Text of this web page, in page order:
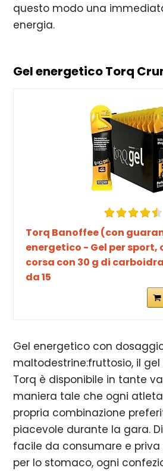
questo modo una
energia.
Gel energetico Torq
Torq Banoffee (con
energetico - Gel per sport,
corsa con 30 g di
da 15
Gel energetico con dosaggio
maltodestrine:fruttosio, il
Torq è disponibile in tante
maniera tale che ogni
propria combinazione
piacevole durante la gara.
facile da consumare e priva
per lo stomaco, ogni